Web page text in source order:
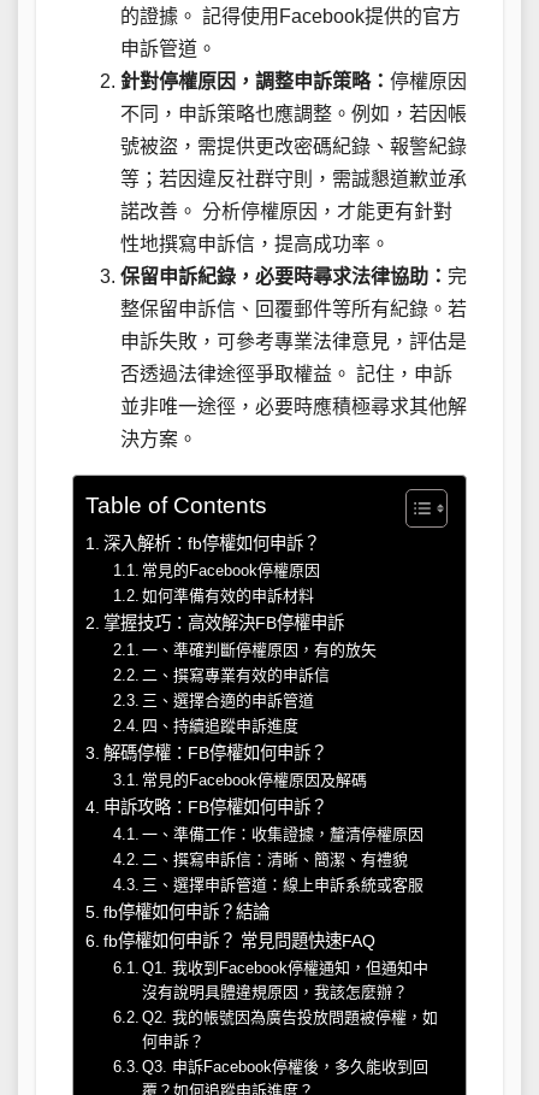
的證據。 記得使用Facebook提供的官方
申訴管道。
針對停權原因，調整申訴策略： 停權原因
不同，申訴策略也應調整。例如，若因帳
號被盜，需提供更改密碼紀錄、報警紀錄
等；若因違反社群守則，需誠懇道歉並承
諾改善。 分析停權原因，才能更有針對
性地撰寫申訴信，提高成功率。
保留申訴紀錄，必要時尋求法律協助： 完
整保留申訴信、回覆郵件等所有紀錄。若
申訴失敗，可參考專業法律意見，評估是
否透過法律途徑爭取權益。 記住，申訴
並非唯一途徑，必要時應積極尋求其他解
決方案。
Table of Contents
深入解析：fb停權如何申訴？
常見的Facebook停權原因
如何準備有效的申訴材料
掌握技巧：高效解決FB停權申訴
一、準確判斷停權原因，有的放矢
二、撰寫專業有效的申訴信
三、選擇合適的申訴管道
四、持續追蹤申訴進度
解碼停權：FB停權如何申訴？
常見的Facebook停權原因及解碼
申訴攻略：FB停權如何申訴？
一、準備工作：收集證據，釐清停權原因
二、撰寫申訴信：清晰、簡潔、有禮貌
三、選擇申訴管道：線上申訴系統或客服
fb停權如何申訴？結論
fb停權如何申訴？ 常見問題快速FAQ
Q1. 我收到Facebook停權通知，但通知中
沒有說明具體違規原因，我該怎麼辦？
Q2. 我的帳號因為廣告投放問題被停權，如
何申訴？
Q3. 申訴Facebook停權後，多久能收到回
覆？如何追蹤申訴進度？